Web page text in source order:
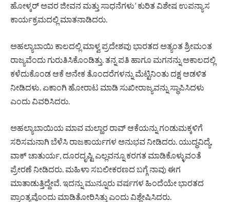
ಹೋಳ್ಕರ್ ಅವರ ಜೀವನ ಮತ್ತು ಸಾಧನೆಗಳು’ ಕುರಿತ ವಿಶೇಷ ಉಪನ್ಯಾಸ
ಕಾರ್ಯಕ್ರಮದಲ್ಲಿ ಮಾತನಾಡಿದರು.
ಅಹಲ್ಯಾಬಾಯಿ ಕಾಲದಲ್ಲಿ ಮಾಳ್ವ ಪ್ರದೇಶವು ಭಾರತದ ಅತ್ಯಂತ ಶ್ರೀಮಂತ
ರಾಜ್ಯವೆಂದು ಗುರುತಿಸಿಕೊಂಡಿತ್ತು. ತನ್ನ ಪತಿ ಹಾಗೂ ಮಗನನ್ನು ಅಕಾಲದಲ್ಲಿ
ಕಳೆದುಕೊಂಡ ಆಕೆ ಅನೇಕ ತೊಂದರೆಗಳನ್ನು ಮೆಟ್ಟಿನಿಂತು ದಕ್ಷ ಆಡಳಿತ
ನೀಡಿದಳು. ಏಕಾಂಗಿ ಹೋರಾಟ ಮಾಡಿ ಸುಖೀರಾಜ್ಯವನ್ನು ಸ್ಥಾಪಿಸಿದಳು
ಎಂದು ವಿವರಿಸಿದರು.
ಅಹಲ್ಯಾಬಾಯಿಯ ಮಾವ ಮಲ್ಹಾರ ರಾವ್ ಆಕೆಯನ್ನು ಗಂಡುಮಕ್ಕಳಿಗೆ
ಸರಿಸಮನಾಗಿ ಬೆಳೆಸಿ ರಾಜಕಾರ್ಯಗಳ ಅನುಭವ ನೀಡಿದರು. ಯುದ್ಧವಿದ್ಯೆ,
ವಾಕ್ ಚಾತುರ್ಯ, ದೂರದೃಷ್ಟಿ ಎಲ್ಲವನ್ನೂ ಕರಗತ ಮಾಡಿಕೊಳ್ಳುವಂತೆ
ಪ್ರೇರಣೆ ನೀಡಿದರು. ಮಹಿಳಾ ಸಬಲೀಕರಣದ ಬಗ್ಗೆ ನಾವು ಈಗ
ಮಾತಾಡುತ್ತಿದ್ದೇವೆ. ಇದನ್ನು ಮುನ್ನೂರು ವರ್ಷಗಳ ಹಿಂದೆಯೇ ಭಾರತದ
ಪ್ರಾಂತ್ಯವೊಂದು ಮಾಡಿತೋರಿಸಿತ್ತು ಎಂದು ವಿಶ್ಲೇಷಿಸಿದರು.